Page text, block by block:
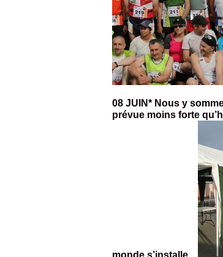
08 JUIN* Nous y
prévue moins forte
monde s’installe…